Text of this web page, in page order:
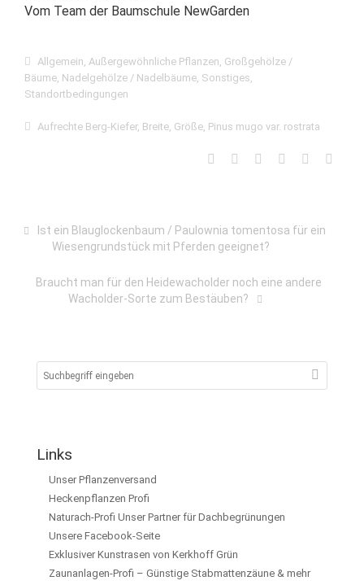
Vom Team der Baumschule NewGarden
Allgemein, Außergewöhnliche Pflanzen, Großgehölze /
Bäume, Nadelgehölze / Nadelbäume, Sonstiges,
Standortbedingungen
Aufrechte Berg-Kiefer, Breite, Größe, Pinus mugo var. rostrata
Ist ein Blauglockenbaum / Paulownia tomentosa für ein
Wiesengrundstück mit Pferden geeignet?
Braucht man für den Heidewacholder noch eine andere
Wacholder-Sorte zum Bestäuben?
Links
Unser Pflanzenversand
Heckenpflanzen Profi
Naturach-Profi Unser Partner für Dachbegrünungen
Unsere Facebook-Seite
Exklusiver Kunstrasen von Kerkhoff Grün
Zaunanlagen-Profi – Günstige Stabmattenzäune & mehr